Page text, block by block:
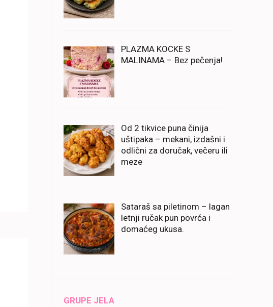
PLAZMA KOCKE S
MALINAMA – Bez pečenja!
Od 2 tikvice puna činija
uštipaka – mekani, izdašni i
odlični za doručak, večeru ili
meze
Sataraš sa piletinom – lagan
letnji ručak pun povrća i
domaćeg ukusa.
GRUPE JELA